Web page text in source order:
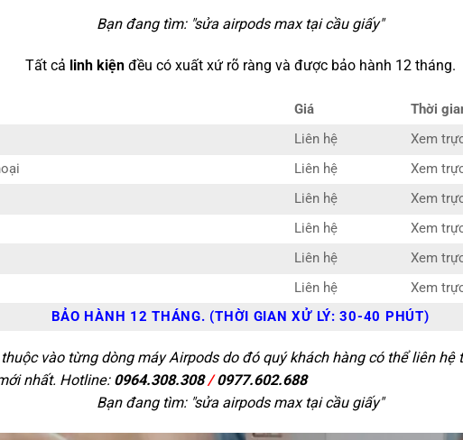
Bạn đang tìm: "sửa airpods max tại cầu giấy"
Tất cả linh kiệnđều có xuất xứ rõ ràng và được bảo hành 12 tháng.
Giá
Thời
Liên hệ
Xem
Liên hệ
Xem
Liên hệ
Xem
Liên hệ
Xem
Liên hệ
Xem
Liên hệ
Xem
BẢO HÀNH 12 THÁNG. (THỜI GIAN XỬ LÝ: 30-40 PHÚT)
vào từng dòng máy Airpods do đó quý khách hàng có thể liên
nhất. Hotline: 0964.308.308/0977.602.688
Bạn đang tìm: "sửa airpods max tại cầu giấy"